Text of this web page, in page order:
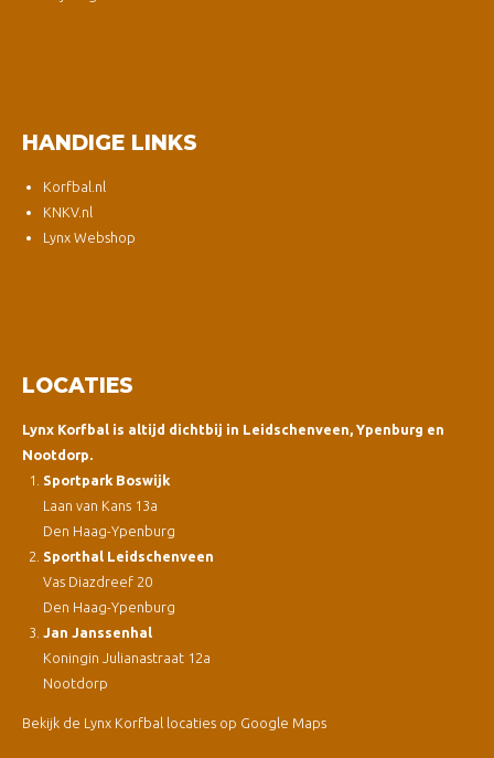
HANDIGE LINKS
Korfbal.nl
KNKV.nl
Lynx Webshop
LOCATIES
Lynx Korfbal is altijd dichtbij in Leidschenveen, Ypenburg en
Nootdorp.
Sportpark Boswijk
Laan van Kans 13a
Den Haag-Ypenburg
Sporthal Leidschenveen
Vas Diazdreef 20
Den Haag-Ypenburg
Jan Janssenhal
Koningin Julianastraat 12a
Nootdorp
Bekijk de Lynx Korfbal locaties op Google Maps